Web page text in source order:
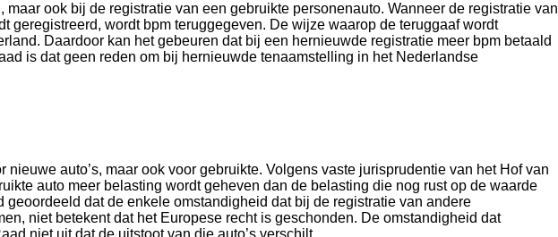
ook bij de registratie van een gebruikte personenauto. Wanneer de registratie van
wordt bpm teruggegeven. De wijze waarop de teruggaaf wordt
Daardoor kan het gebeuren dat bij een hernieuwde registratie meer bpm betaald
is dat geen reden om bij hernieuwde tenaamstelling in het Nederlandse
auto’s, maar ook voor gebruikte. Volgens vaste jurisprudentie van het Hof van
auto meer belasting wordt geheven dan de belasting die nog rust op de waarde
dat de enkele omstandigheid dat bij de registratie van andere
niet betekent dat het Europese recht is geschonden. De omstandigheid dat
niet uit dat de uitstoot van die auto’s verschilt.